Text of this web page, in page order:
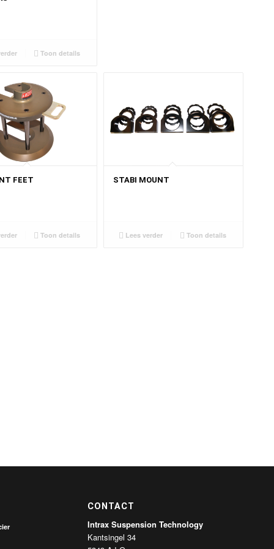
Toon details
FEET
Toon details
STABI MOUNT
Lees verder Toon details
CONTACT
Intrax Suspension Technology
Kantsingel 34